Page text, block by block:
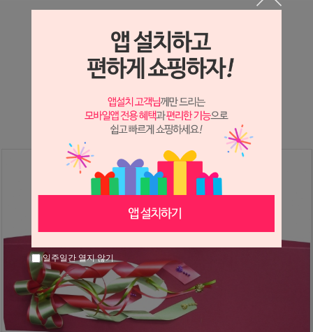
상세정보 새창 열기
상세 정보를 확대해 보실 수 있습니다.
※ 필독해주세요 ※
장미는 시세 변동에 따라 가격이 달라질 수 있으니
일주일간 열지 않기